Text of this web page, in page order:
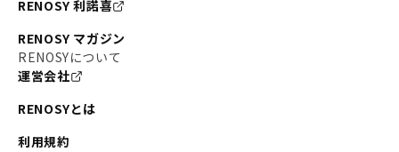
RENOSY 利諾喜
RENOSY マガジン
RENOSYについて
運営会社
RENOSYとは
利用規約